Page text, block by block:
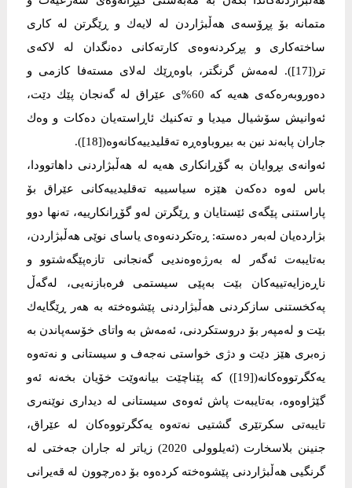
متمانە بۆ پڕۆسەی هەڵبژاردن لە لایەك و ڕێگرتن لە كاری
ساختەكاری و پڕكردنەوەی كارتەكانی دەنگدان لە لاكەی
تر([17]). لەمەش گرنگتر، باوەڕێك لەلای مستەفا كازمی و
دەوروبەرەكەی هەیە كە 60%ی عێراق لە گەنجان پێك دێت،
ئەوانیش سۆشیال میدیا و تەكنیك ئاڕاستەیان دەكات و وەك
جاران پابەند نین بە بیروباوەڕە تەقلیدییەكانەوە([18]).
ئەوانەی بڕوایان بە گۆڕانكاری هەیە لە هەڵبژاردنی داهاتوودا،
باس لەوە دەكەن هێزە سیاسییە تەقلیدییەكانی عێراق بۆ
پاراستنی پێگەی ئێستایان و ڕێگرتن لەو گۆڕانكارییە، تەنها دوو
بژاردەیان لەبەر دەستە: ڕەتكردنەوەی یاسای نوێی هەڵبژاردن،
بەتایبەت ئەگەر لە بەرژەوەندیی گەنجانی تازەپێگەشتوو و
ناڕەزایەتییەكان بێت بەپێی سیستمی فرەبازنەیی، لەگەڵ
پەكخستنی سازكردنی هەڵبژاردنی پێشوەختە بە هەر ڕێگایەك
بێت و لەمپەر بۆ دروستكردنی، ئەمەش بە واتای خۆسەپاندن بە
زەبری هێز دێت و دژی خواستی نەجەف و سیستانی و نەتەوە
یەكگرتووەكانە([19]) كە پێناچێت بیانەوێت خۆیان بخەنە ئەو
گێژاوەوە، بەتایبەت پاش ئەوەی سیستانی لە دیداری نوێنەری
تایبەتی سكرتێری گشتیی نەتەوە یەكگرتووەكان لە عێراق،
جنینن بلاسخارت (ئەیلوولی 2020) زیاتر لە جاران جەختی لە
گرنگیی هەڵبژاردنی پێشوەختە كردەوە بۆ دەرچوون لە قەیرانی